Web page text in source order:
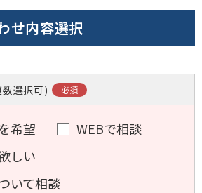
せ内容選択
数選択可)
希望
WEBで相談
しい
いて相談